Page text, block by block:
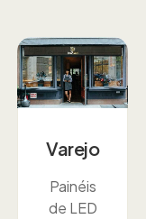
Varejo
Painéis
de LED